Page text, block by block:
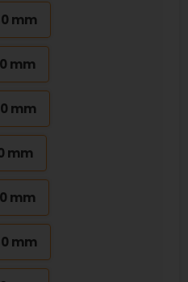
mm
mm
mm
mm
mm
mm